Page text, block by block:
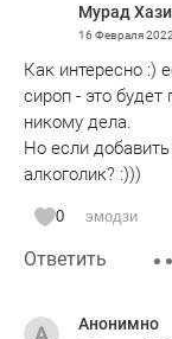
Мурад
16 Февраля 2022
Как интересно :)
сироп - это будет
никому дела.
Но если
алкоголик? :)))
0 эмодзи
Ответить
Анонимно